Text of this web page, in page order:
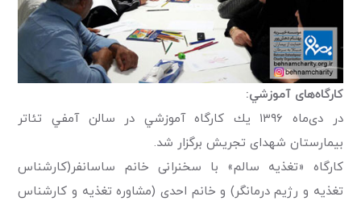
كارگاه‌های آموزشي:
در دی‌ماه ۱۳۹۶ يك كارگاه آموزشي در سالن آمفي تئاتر
بيمارستان شهدای تجريش برگزار شد.
كارگاه «تغذیه سالم» با سخنرانی خانم ساسانفر(کارشناس
تغذیه و رژیم درمانگر) و خانم احدی (مشاوره تغذیه و کارشناس